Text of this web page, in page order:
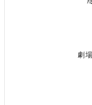
劇